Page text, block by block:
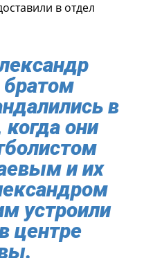
в отдел
братом
в
они
и их
устроили
центре